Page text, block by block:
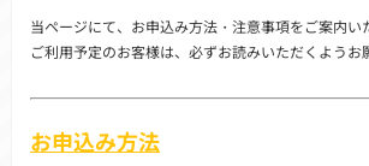
当ページにて、お申込み方法・注意事項をご案内い
ご利用予定のお客様は、必ずお読みいただくようお
お申込み方法